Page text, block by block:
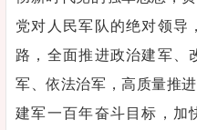
党对人民军队的绝对领导
路，全面推进政治建军、
军、依法治军，高质量推
建军一百年奋斗目标，加